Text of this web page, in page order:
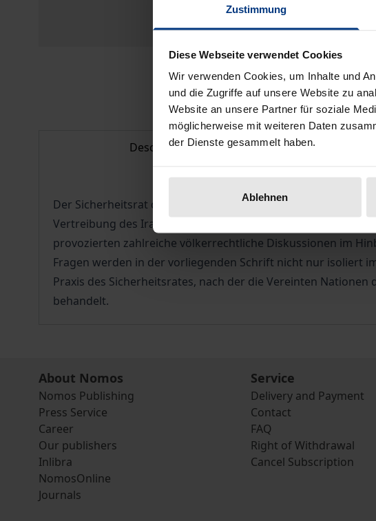
Zustimmung
Diese Webseite verwendet Cookies
Wir verwenden Cookies, um Inhalte und
und die Zugriffe auf unsere Website zu
Website an unsere Partner für soziale
möglicherweise mit weiteren Daten
der Dienste gesammelt haben.
Ablehnen
Delivery
Description
Der Sicherheitsrat der Vereinten Nationen ermächtigte am
Vertreibung des Irak nach dem Überfall vom 2. August 1990
provozierten zahlreiche völkerrechtliche Diskussionen im
Fragen werden in der vorliegenden Schrift nicht nur isoliert
Praxis des Sicherheitsrates, nach der die Vereinten
behandelt.
About Nomos
Nomos Publishing
Press Service
Career
Our publishers
Inlibra
NomosOnline
Journals
Service
Delivery and Payment
Contact
FAQ
Right of Withdrawal
Cancel Subscription